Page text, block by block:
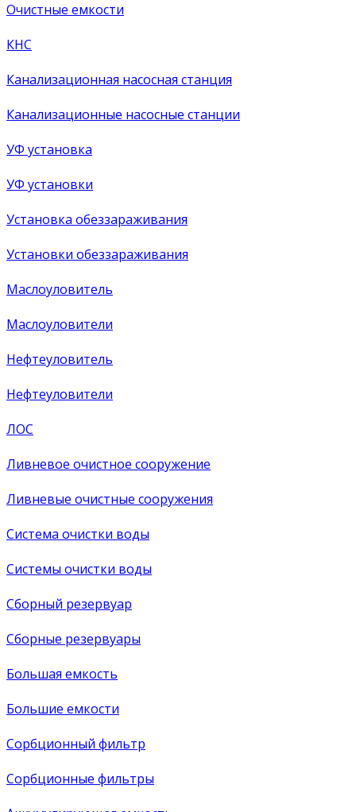
Очистные емкости
КНС
Канализационная насосная станция
Канализационные насосные станции
УФ установка
УФ установки
Установка обеззараживания
Установки обеззараживания
Маслоуловитель
Маслоуловители
Нефтеуловитель
Нефтеуловители
ЛОС
Ливневое очистное сооружение
Ливневые очистные сооружения
Система очистки воды
Системы очистки воды
Сборный резервуар
Сборные резервуары
Большая емкость
Большие емкости
Сорбционный фильтр
Сорбционные фильтры